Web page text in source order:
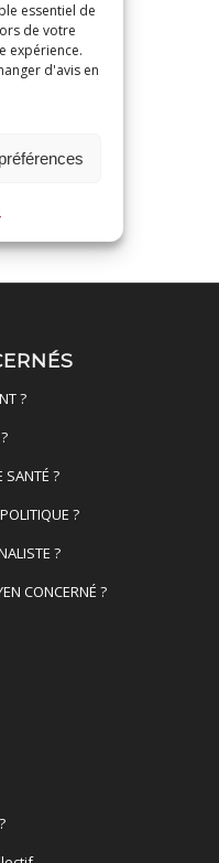
essentiel de
de votre
expérience.
d'avis en
?
SANTÉ ?
?
?
CONCERNÉ ?